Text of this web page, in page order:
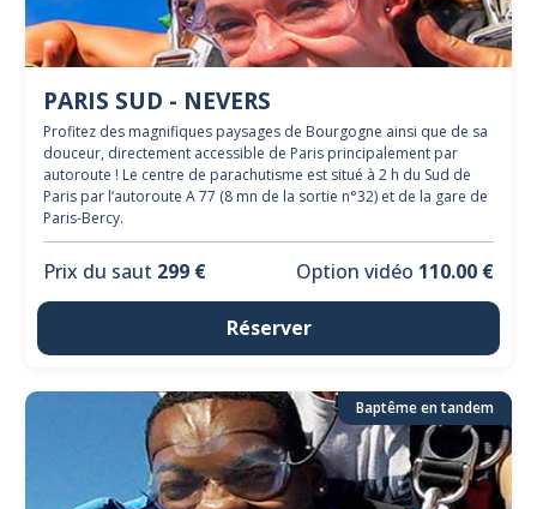
PARIS SUD - NEVERS
Profitez des magnifiques paysages de Bourgogne ainsi que de sa
douceur, directement accessible de Paris principalement par
autoroute ! Le centre de parachutisme est situé à 2 h du Sud de
Paris par l’autoroute A 77 (8 mn de la sortie n°32) et de la gare de
Paris-Bercy.
Prix du saut 299 € Option vidéo 110.00 €
Réserver
Baptême en tandem